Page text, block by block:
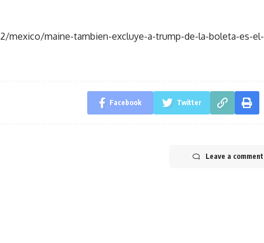
mexico/maine-tambien-excluye-a-trump-de-la-boleta-es-el-
Facebook Twitter
Leave a comment